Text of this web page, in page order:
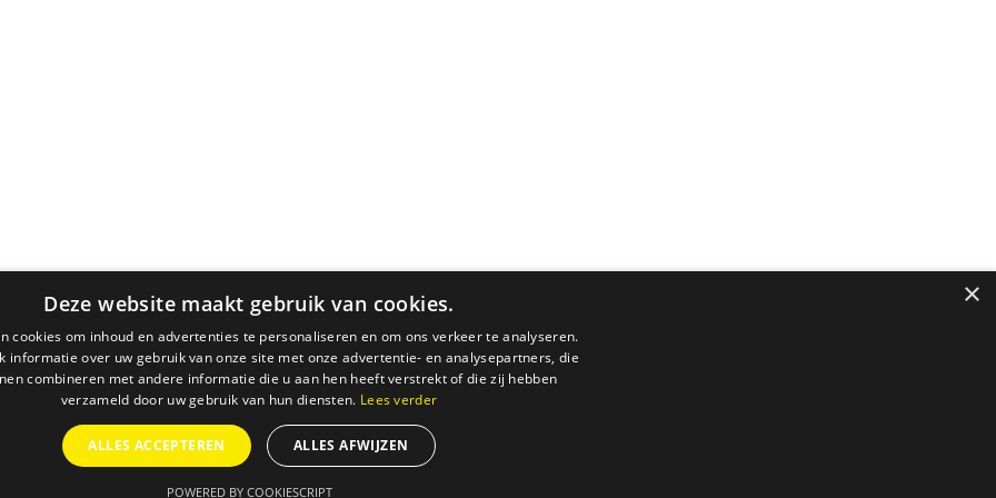
×
Deze website maakt gebruik van cookies.
cookies om inhoud en advertenties te personaliseren en om ons verkeer te analyseren.
informatie over uw gebruik van onze site met onze advertentie- en analysepartners, die
combineren met andere informatie die u aan hen heeft verstrekt of die zij hebben
verzameld door uw gebruik van hun diensten. Lees verder
ALLES ACCEPTEREN ALLES AFWIJZEN
POWERED BY COOKIESCRIPT